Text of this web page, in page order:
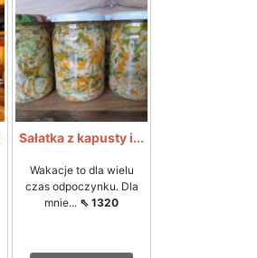
Sałatka z kapusty i...
Wakacje to dla wielu
czas odpoczynku. Dla
mnie... ⇖ 1320